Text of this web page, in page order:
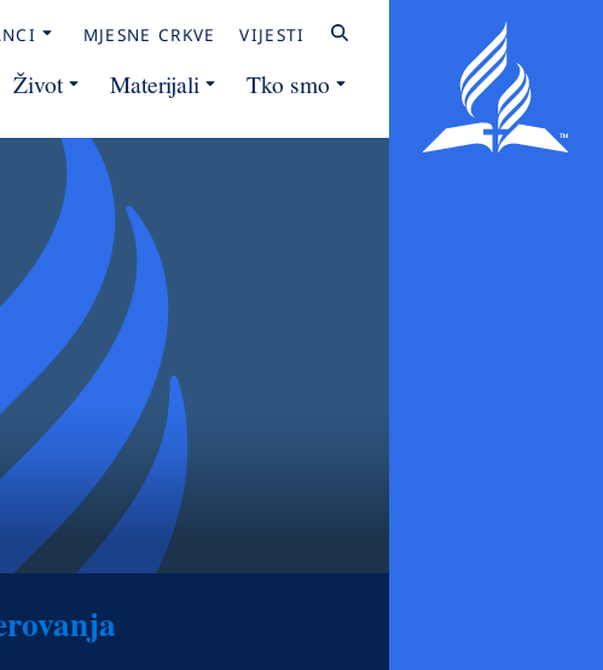
MJESNE CRKVE VIJESTI
Život Materijali Tko smo